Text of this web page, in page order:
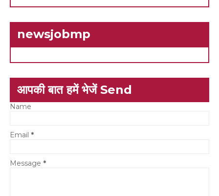
newsjobmp
आपकी बात हमें भेजें Send
Name
Email *
Message *